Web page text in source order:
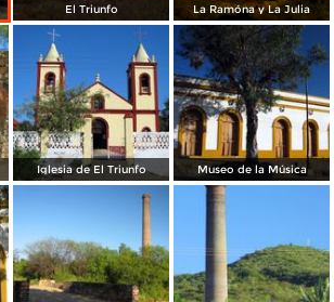
El Triunfo La Ramóna y La Julia
Iglesia de El Triunfo Museo de la Música